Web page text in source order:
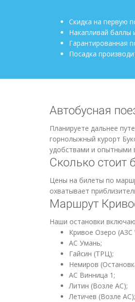
Скидка на первую
Накапливай баллы
Гарантированная
Посадка
Автобусная
Планируете дальнее
горнолыжный курорт
удобствами и опытными
Сколько стоит
Цены на билеты по
охватывает
Маршрут
Наши остановки
Кривое Озеро (АЗС
АС Умань;
Гайсин (ТРЦ);
Немиров
АС Винница 1;
Литин (Возле АС);
Летичев (Возле АС);